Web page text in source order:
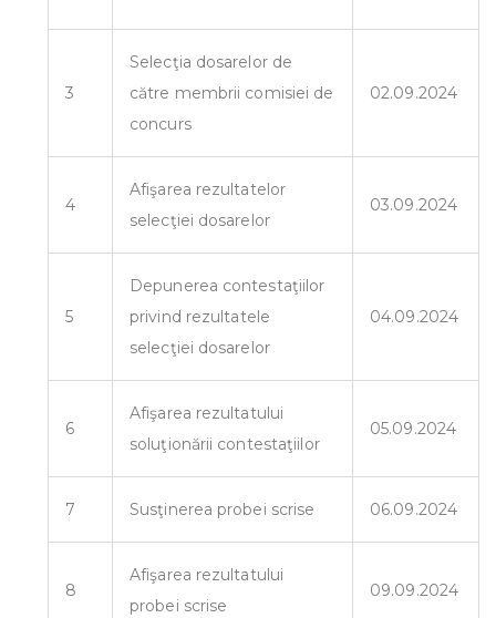
3
Selecţia dosarelor de
către membrii comisiei de
concurs
02.09.2024
4
Afişarea rezultatelor
selecţiei dosarelor
03.09.2024
5
Depunerea contestaţiilor
privind rezultatele
selecţiei dosarelor
04.09.2024
6
Afişarea rezultatului
soluţionării contestaţiilor
05.09.2024
7 Susţinerea probei scrise 06.09.2024
8
Afişarea rezultatului
probei scrise
09.09.2024